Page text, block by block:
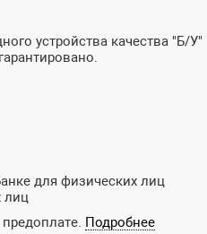
устройства качества "Б/У"
для физических лиц
лиц
Подробнее